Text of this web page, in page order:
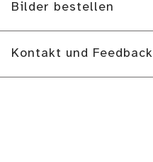
Bilder bestellen
Kontakt und Feedback